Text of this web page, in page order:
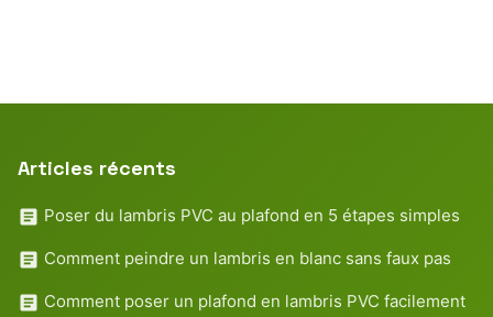
Articles récents
Poser du lambris PVC au plafond en 5 étapes simples
Comment peindre un lambris en blanc sans faux pas
Comment poser un plafond en lambris PVC facilement